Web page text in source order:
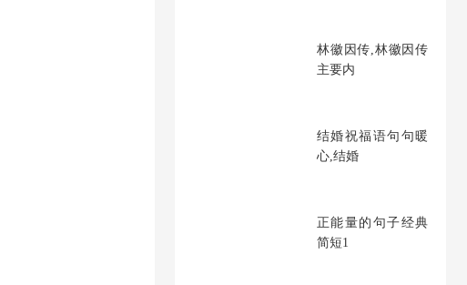
林徽因传,林徽因传
主要内
结婚祝福语句句暖
心,结婚
正能量的句子经典
简短1